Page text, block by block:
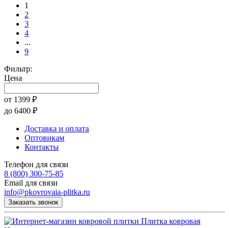
1
2
3
4
...
9
Фильтр:
Цена
от 1399 ₽
до 6400 ₽
Доставка и оплата
Оптовикам
Контакты
Телефон для связи
8 (800) 300-75-85
Email для связи
info@pkovrovaia-plitka.ru
Заказать звонок
Плитка ковровая